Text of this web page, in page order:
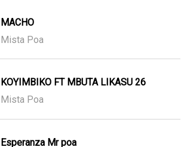
MACHO
Mista Poa
KOYIMBIKO FT MBUTA LIKASU 26
Mista Poa
Esperanza Mr poa